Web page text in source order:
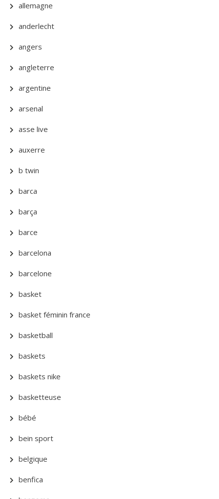
allemagne
anderlecht
angers
angleterre
argentine
arsenal
asse live
auxerre
b twin
barca
barça
barce
barcelona
barcelone
basket
basket féminin france
basketball
baskets
baskets nike
basketteuse
bébé
bein sport
belgique
benfica